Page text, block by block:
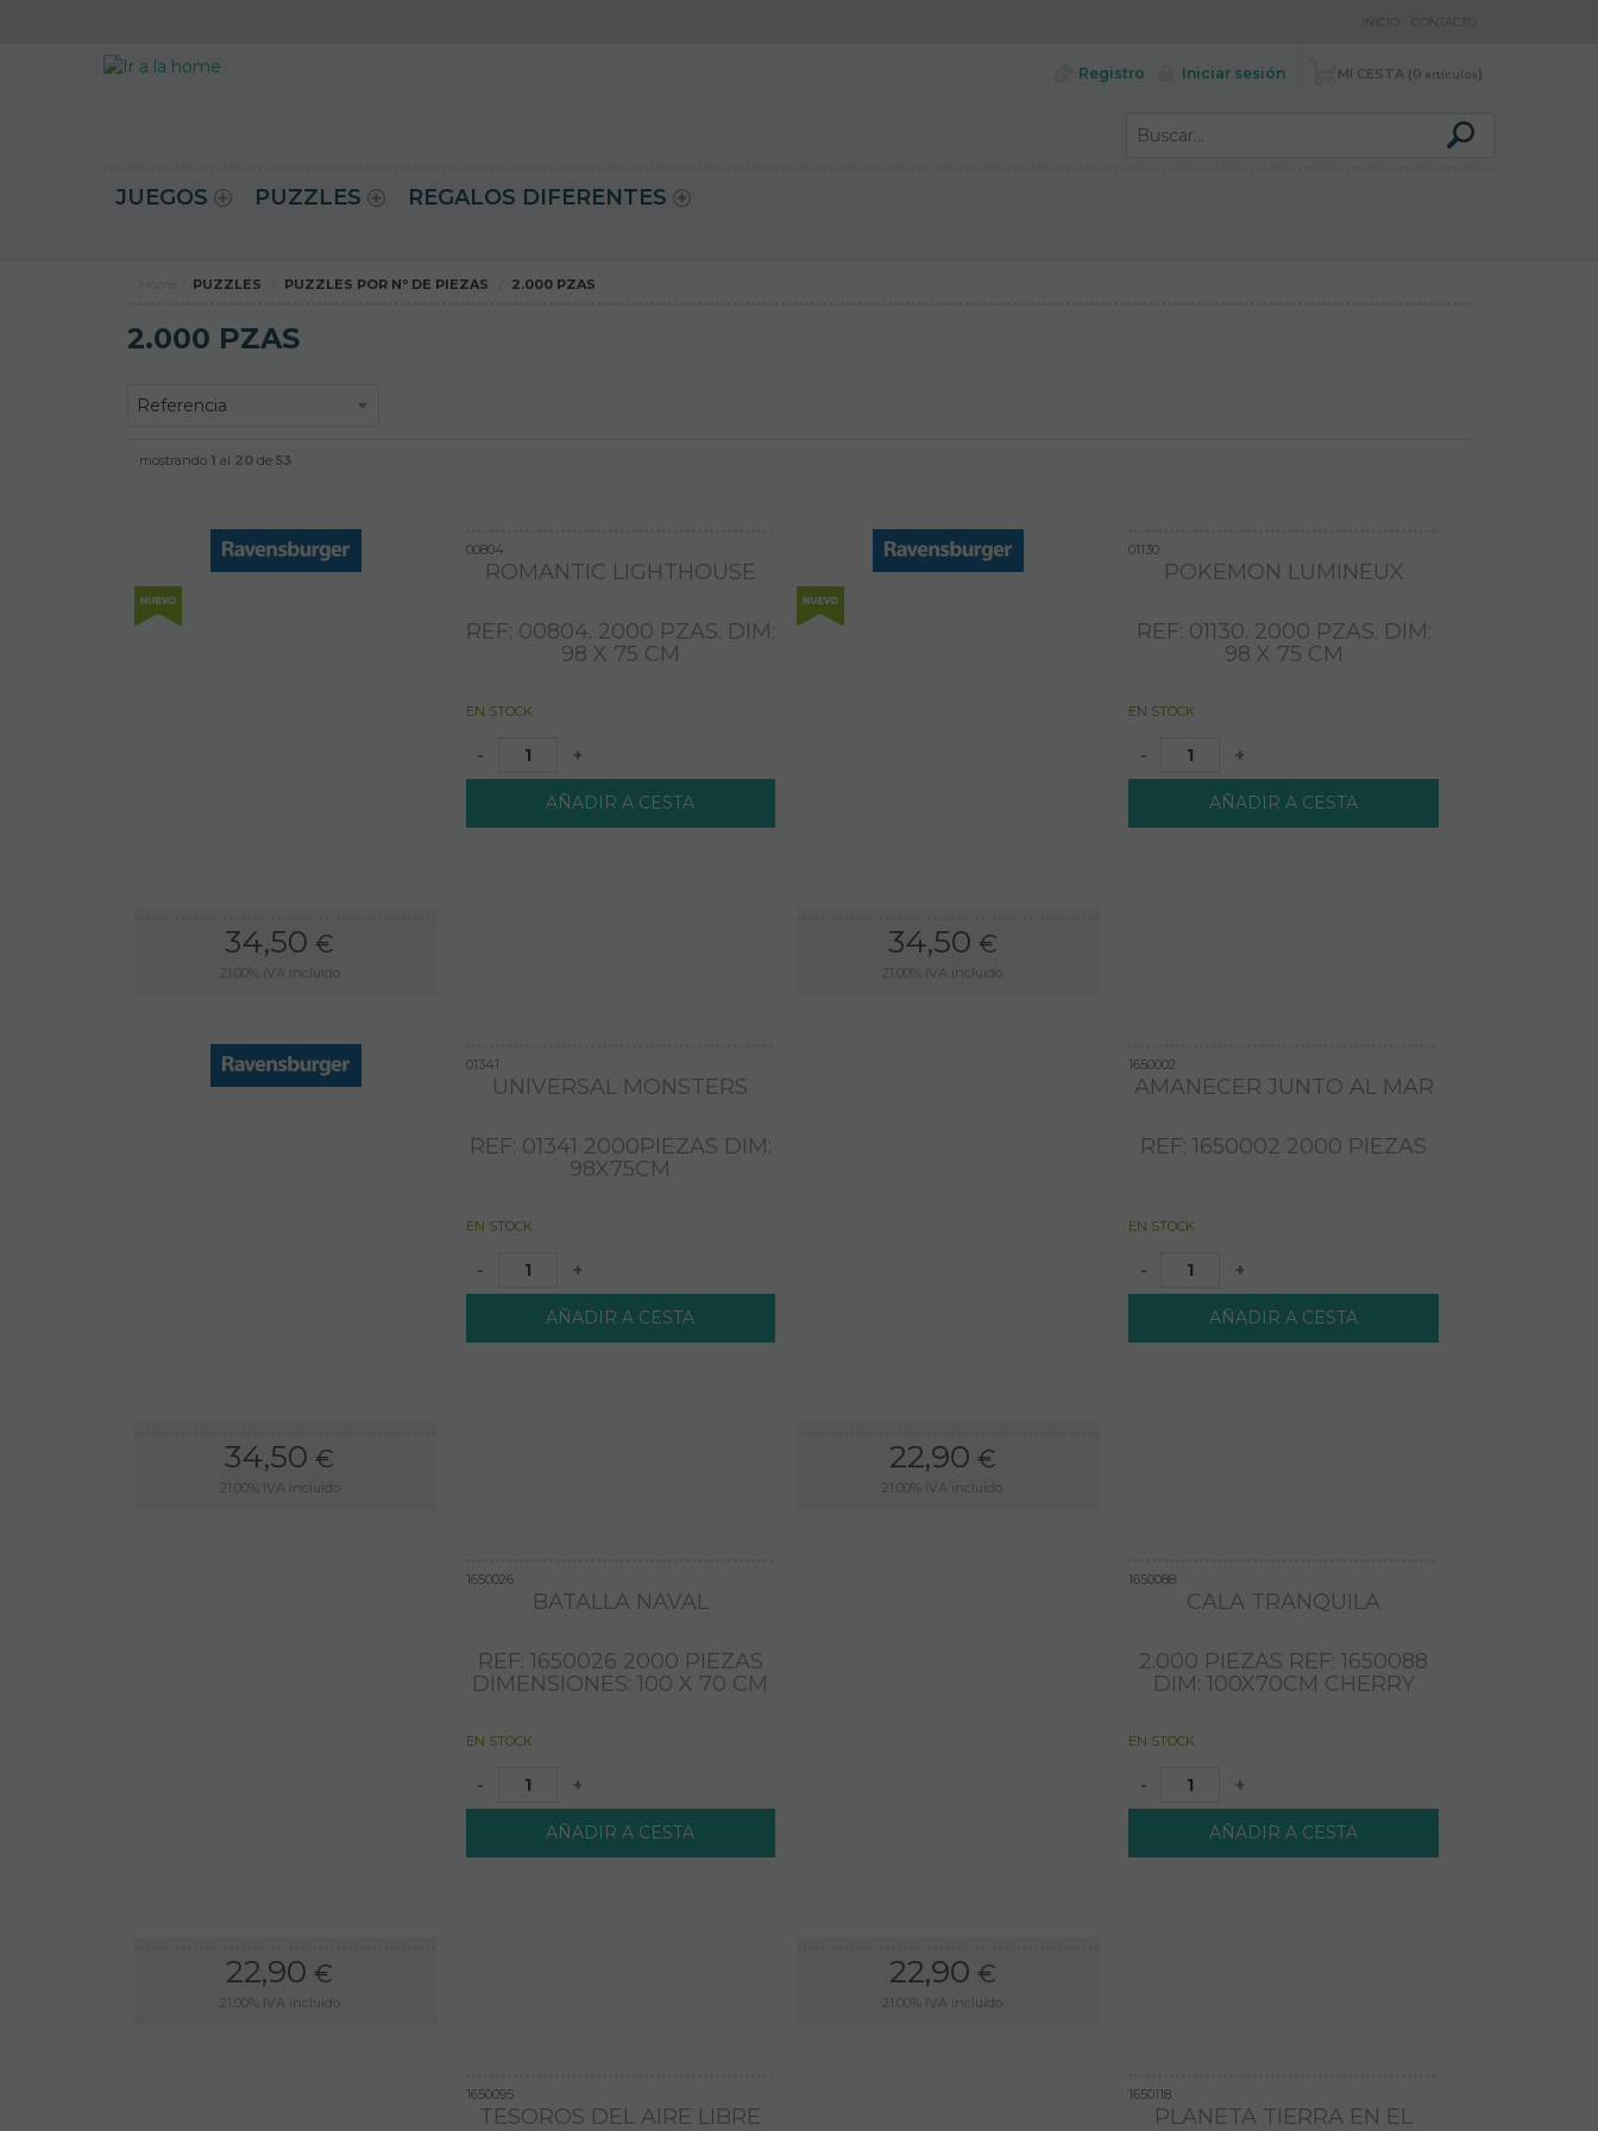
Registro Iniciar sesión MI CESTA 0 artículos
INICIO CONTACTO
JUEGOS PUZZLES REGALOS DIFERENTES
PUZZLES PUZZLES POR Nº DE PIEZAS 2.000 PZAS
2.000 PZAS
mostrando 1 al 20 de 53
34,50 €
21.00% IVA incluido
00804
ROMANTIC LIGHTHOUSE
REF: 00804. 2000 PZAS. DIM:
98 X 75 CM
EN STOCK
- +
AÑADIR A CESTA
34,50 €
21.00% IVA incluido
01130
POKEMON LUMINEUX
REF: 01130. 2000 PZAS. DIM:
98 X 75 CM
EN STOCK
- +
AÑADIR A CESTA
34,50 €
21.00% IVA incluido
01341
UNIVERSAL MONSTERS
REF: 01341 2000PIEZAS DIM:
98X75CM
EN STOCK
- +
AÑADIR A CESTA
22,90 €
21.00% IVA incluido
1650002
AMANECER JUNTO AL MAR
REF: 1650002 2000 PIEZAS
EN STOCK
- +
AÑADIR A CESTA
22,90 €
21.00% IVA incluido
1650026
BATALLA NAVAL
REF: 1650026 2000 PIEZAS
DIMENSIONES: 100 X 70 CM
EN STOCK
- +
AÑADIR A CESTA
22,90 €
21.00% IVA incluido
1650088
CALA TRANQUILA
2.000 PIEZAS REF: 1650088
DIM: 100X70CM CHERRY
EN STOCK
- +
AÑADIR A CESTA
1650095
TESOROS DEL AIRE LIBRE
1650118
PLANETA TIERRA EN EL